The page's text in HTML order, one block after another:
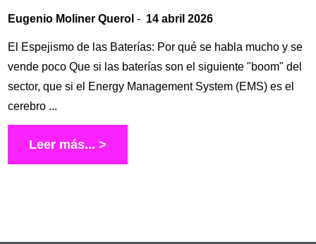
Eugenio Moliner Querol - 14 abril 2026
El Espejismo de las Baterías: Por qué se habla mucho y se
vende poco Que si las baterías son el siguiente "boom" del
sector, que si el Energy Management System (EMS) es el
cerebro ...
Leer más... >